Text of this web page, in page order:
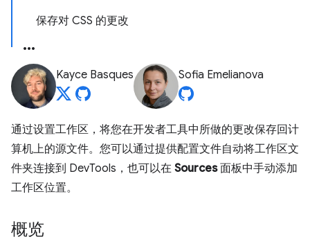
保存对 CSS 的更改
Kayce Basques Sofia Emelianova
通过设置工作区，将您在开发者工具中所做的更改保存回计
算机上的源文件。您可以通过提供配置文件自动将工作区文
件夹连接到 DevTools，也可以在 Sources面板中手动添加
工作区位置。
概览